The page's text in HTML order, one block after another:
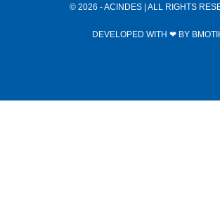
© 2026 - ACINDES | ALL RIGHTS
DEVELOPED WITH ❤ BY